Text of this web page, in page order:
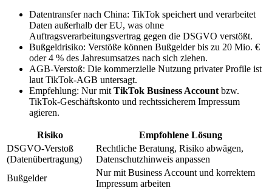
Datentransfer nach China: TikTok speichert und verarbeitet
Daten außerhalb der EU, was ohne
Auftragsverarbeitungsvertrag gegen die DSGVO verstößt.
Bußgeldrisiko: Verstöße können Bußgelder bis zu 20 Mio. €
oder 4 % des Jahresumsatzes nach sich ziehen.
AGB-Verstoß: Die kommerzielle Nutzung privater Profile ist
laut TikTok-AGB untersagt.
Empfehlung: Nur mit TikTok Business Account bzw.
TikTok-Geschäftskonto und rechtssicherem Impressum
agieren.
Risiko
Empfohlene Lösung
DSGVO-Verstoß
(Datenübertragung)
Rechtliche Beratung, Risiko abwägen,
Datenschutzhinweis anpassen
Bußgelder
Nur mit Business Account und korrektem
Impressum arbeiten